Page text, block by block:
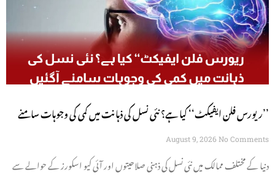
’’ریورس فلن ایفیکٹ‘‘ کیا ہے؟ نئی نسل کی ذہانت میں کمی کی وجوہات سامنے
آگئیں
August 9, 2026 No Comments
دنیا کے مختلف ممالک میں نئی نسل کی ذہنی صلاحیتوں اور آئی کیو اسکورز کے حوالے سے